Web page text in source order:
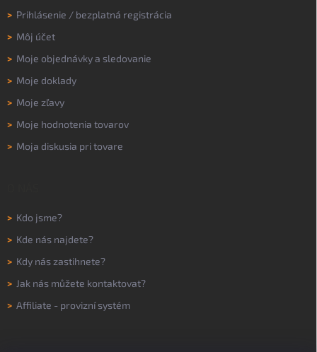
> Prihlásenie / bezplatná registrácia
> Môj účet
> Moje objednávky a sledovanie
> Moje doklady
> Moje zľavy
> Moje hodnotenia tovarov
> Moja diskusia pri tovare
> Kdo jsme?
> Kde nás najdete?
> Kdy nás zastihnete?
> Jak nás můžete kontaktovat?
> Affiliate - provizní systém